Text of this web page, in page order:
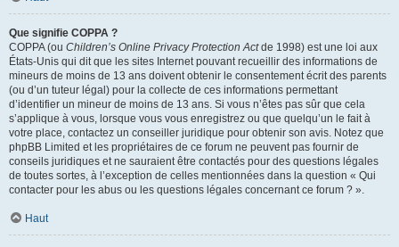
Que signifie COPPA ?
COPPA (ou Children’s Online Privacy Protection Actde 1998) est une loi aux
États-Unis qui dit que les sites Internet pouvant recueillir des informations de
mineurs de moins de 13 ans doivent obtenir le consentement écrit des parents
(ou d’un tuteur légal) pour la collecte de ces informations permettant
d’identifier un mineur de moins de 13 ans. Si vous n’êtes pas sûr que cela
s’applique à vous, lorsque vous vous enregistrez ou que quelqu’un le fait à
votre place, contactez un conseiller juridique pour obtenir son avis. Notez que
phpBB Limited et les propriétaires de ce forum ne peuvent pas fournir de
conseils juridiques et ne sauraient être contactés pour des questions légales
de toutes sortes, à l’exception de celles mentionnées dans la question « Qui
contacter pour les abus ou les questions légales concernant ce forum ? ».
Haut